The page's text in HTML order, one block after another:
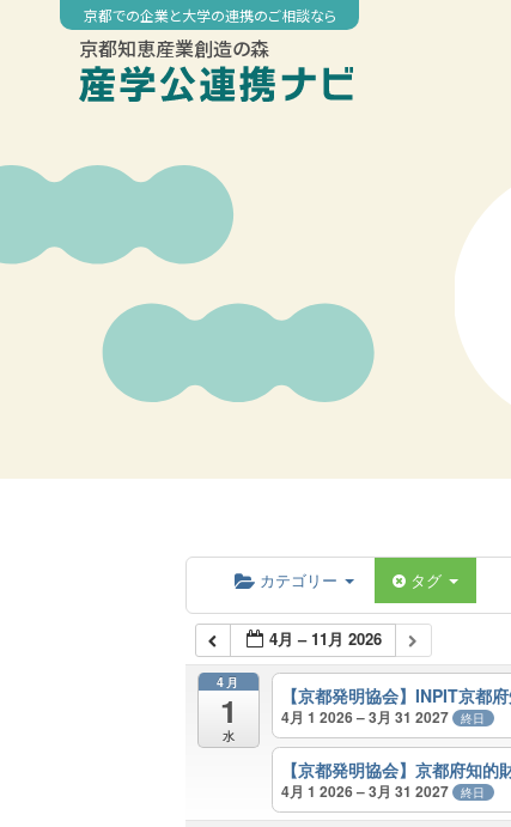
京都での企業と大学の連携のご相談なら
京都知恵産業創造の森
カテゴリー タグ
4月 – 11月 2026
4月
1
水
【京都発明協会】INPIT京都
4月 1 2026 – 3月 31 2027 終日
【京都発明協会】京都府知
4月 1 2026 – 3月 31 2027 終日